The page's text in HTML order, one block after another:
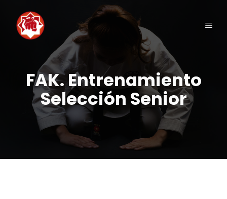
contenido
FAK. Entrenamiento
Selección Senior